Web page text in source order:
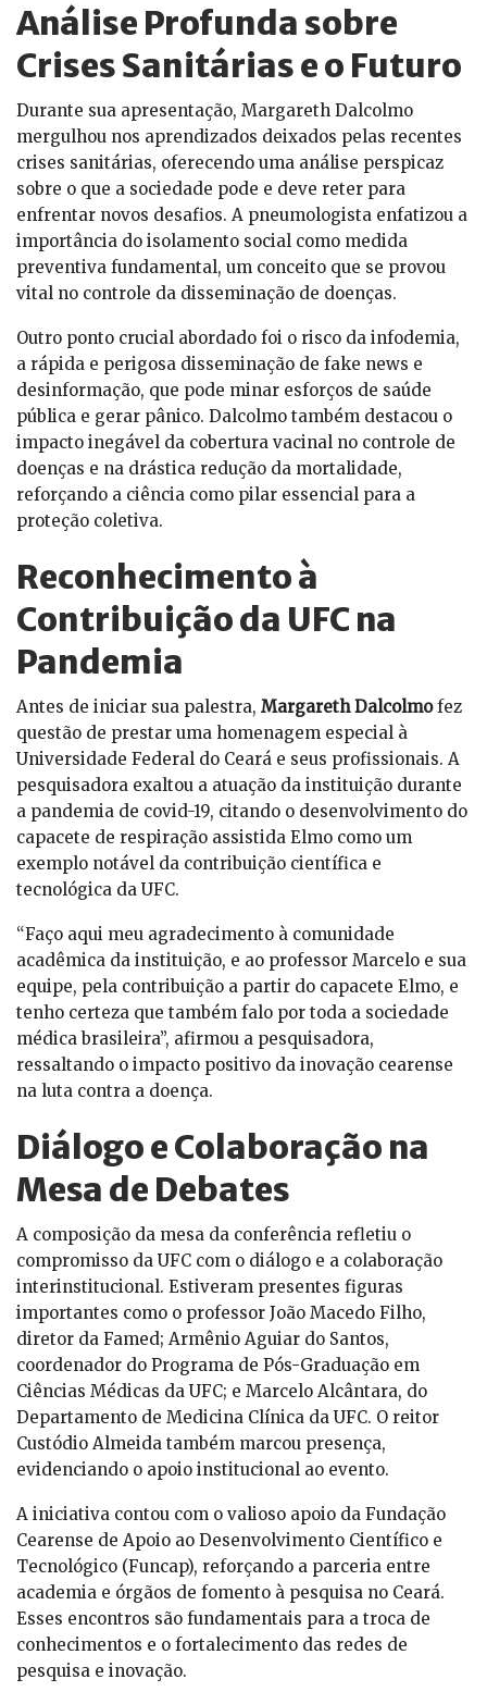
Análise Profunda sobre
Crises Sanitárias e o Futuro
Durante sua apresentação, Margareth Dalcolmo
mergulhou nos aprendizados deixados pelas recentes
crises sanitárias, oferecendo uma análise perspicaz
sobre o que a sociedade pode e deve reter para
enfrentar novos desafios. A pneumologista enfatizou a
importância do isolamento social como medida
preventiva fundamental, um conceito que se provou
vital no controle da disseminação de doenças.
Outro ponto crucial abordado foi o risco da infodemia,
a rápida e perigosa disseminação de fake news e
desinformação, que pode minar esforços de saúde
pública e gerar pânico. Dalcolmo também destacou o
impacto inegável da cobertura vacinal no controle de
doenças e na drástica redução da mortalidade,
reforçando a ciência como pilar essencial para a
proteção coletiva.
Reconhecimento à
Contribuição da UFC na
Pandemia
Antes de iniciar sua palestra, Margareth Dalcolmofez
questão de prestar uma homenagem especial à
Universidade Federal do Ceará e seus profissionais. A
pesquisadora exaltou a atuação da instituição durante
a pandemia de covid-19, citando o desenvolvimento do
capacete de respiração assistida Elmo como um
exemplo notável da contribuição científica e
tecnológica da UFC.
“Faço aqui meu agradecimento à comunidade
acadêmica da instituição, e ao professor Marcelo e sua
equipe, pela contribuição a partir do capacete Elmo, e
tenho certeza que também falo por toda a sociedade
médica brasileira”, afirmou a pesquisadora,
ressaltando o impacto positivo da inovação cearense
na luta contra a doença.
Diálogo e Colaboração na
Mesa de Debates
A composição da mesa da conferência refletiu o
compromisso da UFC com o diálogo e a colaboração
interinstitucional. Estiveram presentes figuras
importantes como o professor João Macedo Filho,
diretor da Famed; Armênio Aguiar do Santos,
coordenador do Programa de Pós-Graduação em
Ciências Médicas da UFC; e Marcelo Alcântara, do
Departamento de Medicina Clínica da UFC. O reitor
Custódio Almeida também marcou presença,
evidenciando o apoio institucional ao evento.
A iniciativa contou com o valioso apoio da Fundação
Cearense de Apoio ao Desenvolvimento Científico e
Tecnológico (Funcap), reforçando a parceria entre
academia e órgãos de fomento à pesquisa no Ceará.
Esses encontros são fundamentais para a troca de
conhecimentos e o fortalecimento das redes de
pesquisa e inovação.